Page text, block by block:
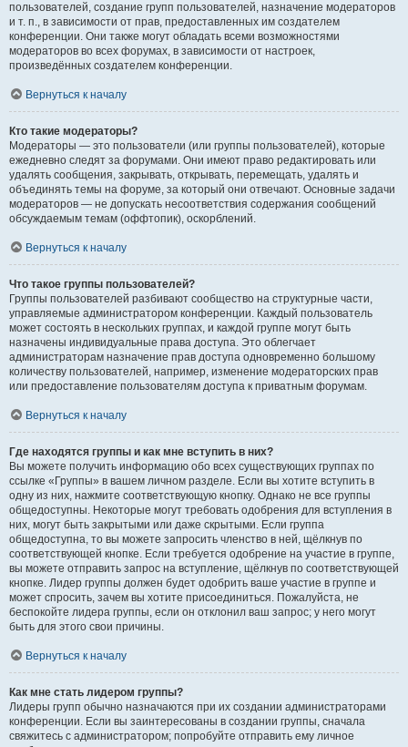
пользователей, создание групп пользователей, назначение модераторов
и т. п., в зависимости от прав, предоставленных им создателем
конференции. Они также могут обладать всеми возможностями
модераторов во всех форумах, в зависимости от настроек,
произведённых создателем конференции.
Вернуться к началу
Кто такие модераторы?
Модераторы — это пользователи (или группы пользователей), которые
ежедневно следят за форумами. Они имеют право редактировать или
удалять сообщения, закрывать, открывать, перемещать, удалять и
объединять темы на форуме, за который они отвечают. Основные задачи
модераторов — не допускать несоответствия содержания сообщений
обсуждаемым темам (оффтопик), оскорблений.
Вернуться к началу
Что такое группы пользователей?
Группы пользователей разбивают сообщество на структурные части,
управляемые администратором конференции. Каждый пользователь
может состоять в нескольких группах, и каждой группе могут быть
назначены индивидуальные права доступа. Это облегчает
администраторам назначение прав доступа одновременно большому
количеству пользователей, например, изменение модераторских прав
или предоставление пользователям доступа к приватным форумам.
Вернуться к началу
Где находятся группы и как мне вступить в них?
Вы можете получить информацию обо всех существующих группах по
ссылке «Группы» в вашем личном разделе. Если вы хотите вступить в
одну из них, нажмите соответствующую кнопку. Однако не все группы
общедоступны. Некоторые могут требовать одобрения для вступления в
них, могут быть закрытыми или даже скрытыми. Если группа
общедоступна, то вы можете запросить членство в ней, щёлкнув по
соответствующей кнопке. Если требуется одобрение на участие в группе,
вы можете отправить запрос на вступление, щёлкнув по соответствующей
кнопке. Лидер группы должен будет одобрить ваше участие в группе и
может спросить, зачем вы хотите присоединиться. Пожалуйста, не
беспокойте лидера группы, если он отклонил ваш запрос; у него могут
быть для этого свои причины.
Вернуться к началу
Как мне стать лидером группы?
Лидеры групп обычно назначаются при их создании администраторами
конференции. Если вы заинтересованы в создании группы, сначала
свяжитесь с администратором; попробуйте отправить ему личное